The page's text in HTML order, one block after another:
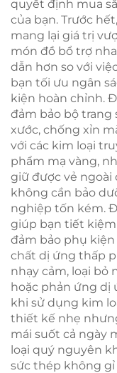
quyết định mua
của bạn. Trước
mang lại giá trị
món đồ bổ trợ
dẫn hơn so với
bạn tối ưu ngân
kiện hoàn chỉnh.
đảm bảo bộ trang
xước, chống xỉn
với các kim loại
phẩm mạ vàng,
giữ được vẻ
không cần bảo
nghiệp tốn kém.
giúp bạn tiết
đảm bảo phụ
chất dị ứng thấp
nhạy cảm, loại bỏ
hoặc phản ứng
khi sử dụng kim
thiết kế nhẹ
mái suốt cả ngày
loại quý nguyên
sức thép không